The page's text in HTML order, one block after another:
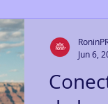
Jun 6,